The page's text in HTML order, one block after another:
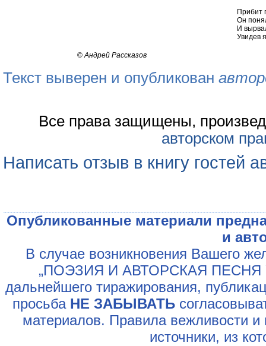
Прибит
Он
И
Увидев
©Андрей Рассказов
Текст выверен и опубликован
Все права защищены,
авторском
Написать отзыв в книгу гостей
Опубликованные материали
и
В случае возникновения Вашего
„ПОЭЗИЯ И АВТОРСКАЯ ПЕСНЯ
дальнейшего тиражирования,
просьба НЕ ЗАБЫВАТЬ
материалов. Правила вежливости и
источники, из